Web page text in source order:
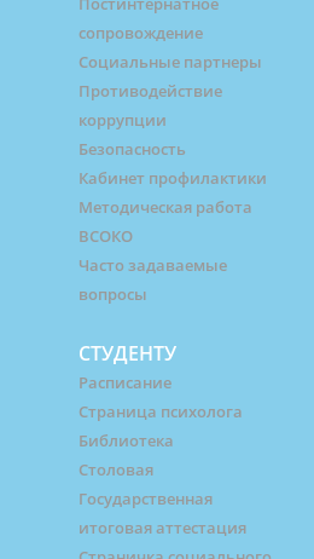
сопровождение
Социальные партнеры
Противодействие
коррупции
Безопасность
Кабинет профилактики
Методическая работа
ВСОКО
Часто задаваемые
вопросы
СТУДЕНТУ
Расписание
Страница психолога
Библиотека
Столовая
Государственная
итоговая аттестация